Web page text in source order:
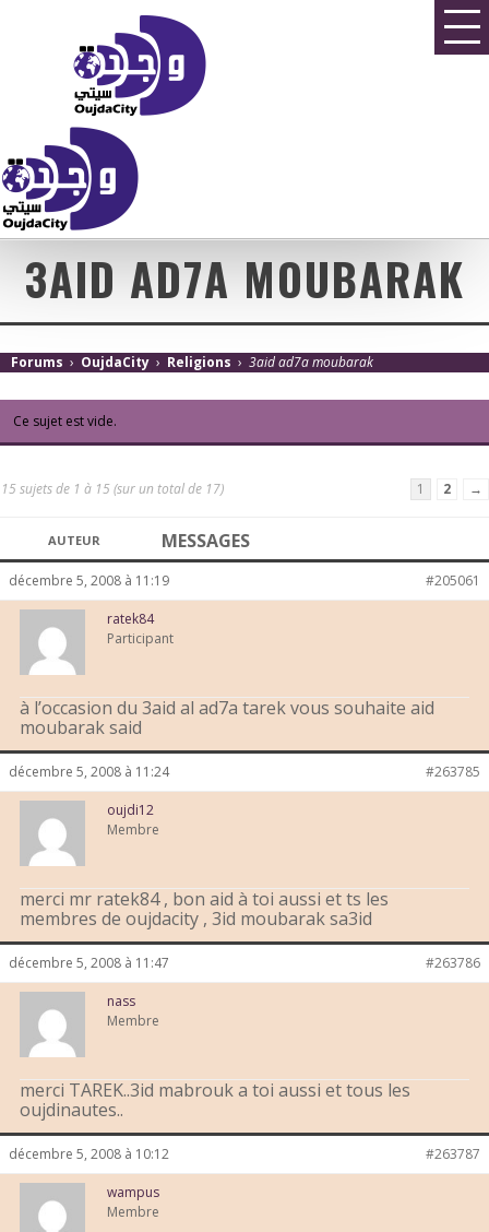
3AID AD7A MOUBARAK
Forums › OujdaCity › Religions › 3aid ad7a moubarak
Ce sujet est vide.
15 sujets de 1 à 15 (sur un total de 17) 1 2 →
AUTEUR MESSAGES
décembre 5, 2008 à 11:19 #205061
ratek84
Participant
à l’occasion du 3aid al ad7a tarek vous souhaite aid
moubarak said
décembre 5, 2008 à 11:24 #263785
oujdi12
Membre
merci mr ratek84 , bon aid à toi aussi et ts les
membres de oujdacity , 3id moubarak sa3id
décembre 5, 2008 à 11:47 #263786
nass
Membre
merci TAREK..3id mabrouk a toi aussi et tous les
oujdinautes..
décembre 5, 2008 à 10:12 #263787
wampus
Membre